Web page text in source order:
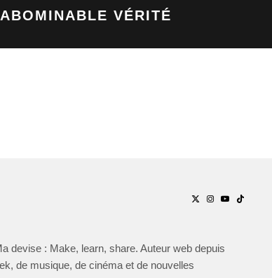
VÉRITÉ
devise : Make, learn, share. Auteur web depuis
de musique, de cinéma et de nouvelles